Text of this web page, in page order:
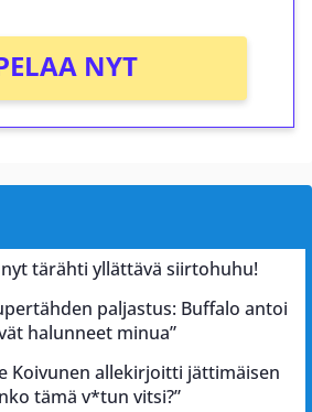
NYT
nyt tärähti yllättävä siirtohuhu!
paljastus: Buffalo antoi
halunneet minua”
Koivunen allekirjoitti jättimäisen
tämä v*tun vitsi?”